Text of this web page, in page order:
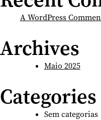
A WordPress
Archives
Maio 2025
Categories
Sem categorias